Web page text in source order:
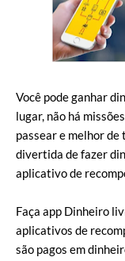
Você pode ganhar
lugar, não há
passear e melhor de
divertida de fazer
aplicativo de
Faça app Dinheiro
aplicativos de
são pagos em